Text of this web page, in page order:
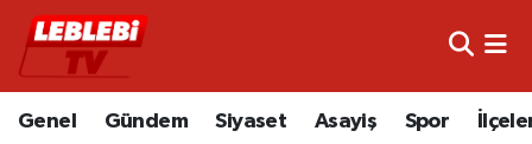
Genel Gündem Siyaset Asayiş Spor
Hava Durumu